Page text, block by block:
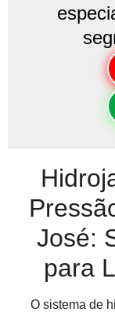
José:
para
O sistema de